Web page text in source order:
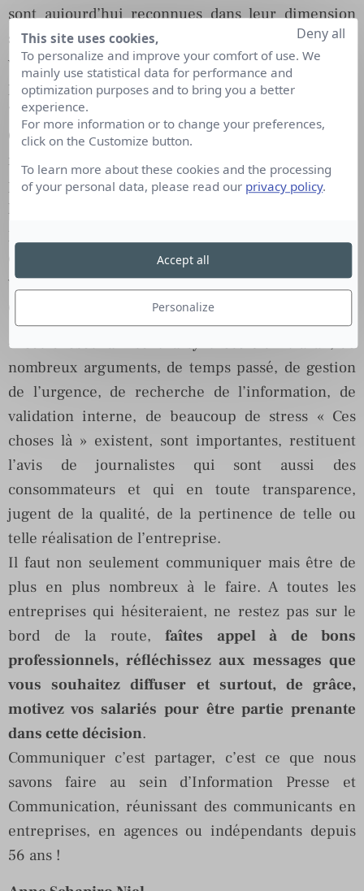
sont aujourd’hui reconnues dans leur dimension
stratégique, certes il est important d’estimer et de
valoriser les résultats obtenus, mais la revue de
presse n’est-elle pas faite pour cela précisément
???
Certes le pilotage de RP internationales
nécessitent des tableaux de bord comparables par
pays, mais essayez d’offrir un magazine dans
lequel vous êtes cité (un vrai magazine j’entends,
commerciaux ou à vos filiales étrangères, vous
verrez si cela a le même effet qu’un tableau de
« Ces choses là » sont la synthèse d’un travail, de
nombreux arguments, de temps passé, de gestion
de l’urgence, de recherche de l’information, de
validation interne, de beaucoup de stress « Ces
choses là » existent, sont importantes, restituent
l’avis de journalistes qui sont aussi des
consommateurs et qui en toute transparence,
jugent de la qualité, de la pertinence de telle ou
telle réalisation de l’entreprise.
Il faut non seulement communiquer mais être de
plus en plus nombreux à le faire. A toutes les
entreprises qui hésiteraient, ne restez pas sur le
bord de la route, faîtes appel à de bons
professionnels, réfléchissez aux messages que
vous souhaitez diffuser et surtout, de grâce,
motivez vos salariés pour être partie prenante
dans cette décision.
Communiquer c’est partager, c’est ce que nous
savons faire au sein d’Information Presse et
Communication, réunissant des communicants en
entreprises, en agences ou indépendants depuis
56 ans !
This site uses cookies,
To personalize and improve your comfort of use. We
mainly use statistical data for performance and
optimization purposes and to bring you a better
experience.
For more information or to change your preferences,
click on the Customize button.
To learn more about these cookies and the processing
of your personal data, please read our privacy policy.
Personalize
Deny all
Accept all